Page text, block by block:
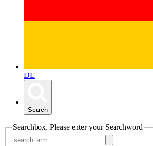
DE
Search
Searchbox. Please enter your Searchword